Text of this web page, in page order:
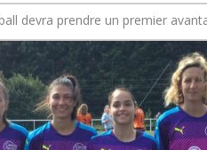
devra prendre un premier